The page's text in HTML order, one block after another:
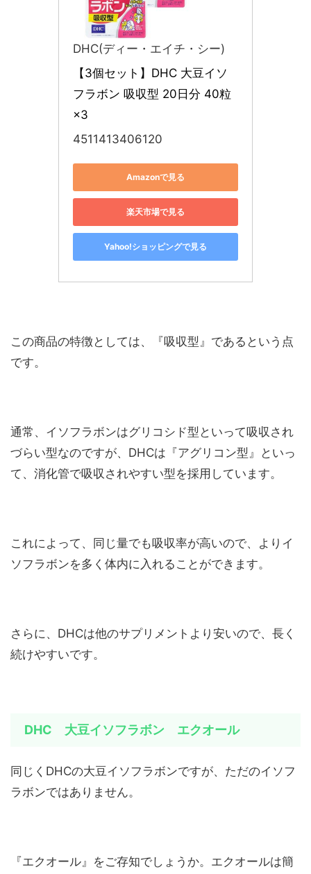
DHC(ディー・エイチ・シー)
【3個セット】DHC 大豆イソ
フラボン 吸収型 20日分 40粒
×3
4511413406120
Amazonで見る
楽天市場で見る
Yahoo!ショッピングで見る
この商品の特徴としては、『吸収型』であるという点
です。
通常、イソフラボンはグリコシド型といって吸収され
づらい型なのですが、DHCは『アグリコン型』といっ
て、消化管で吸収されやすい型を採用しています。
これによって、同じ量でも吸収率が高いので、よりイ
ソフラボンを多く体内に入れることができます。
さらに、DHCは他のサプリメントより安いので、長く
続けやすいです。
DHC 大豆イソフラボン エクオール
同じくDHCの大豆イソフラボンですが、ただのイソフ
ラボンではありません。
『エクオール』をご存知でしょうか。エクオールは簡